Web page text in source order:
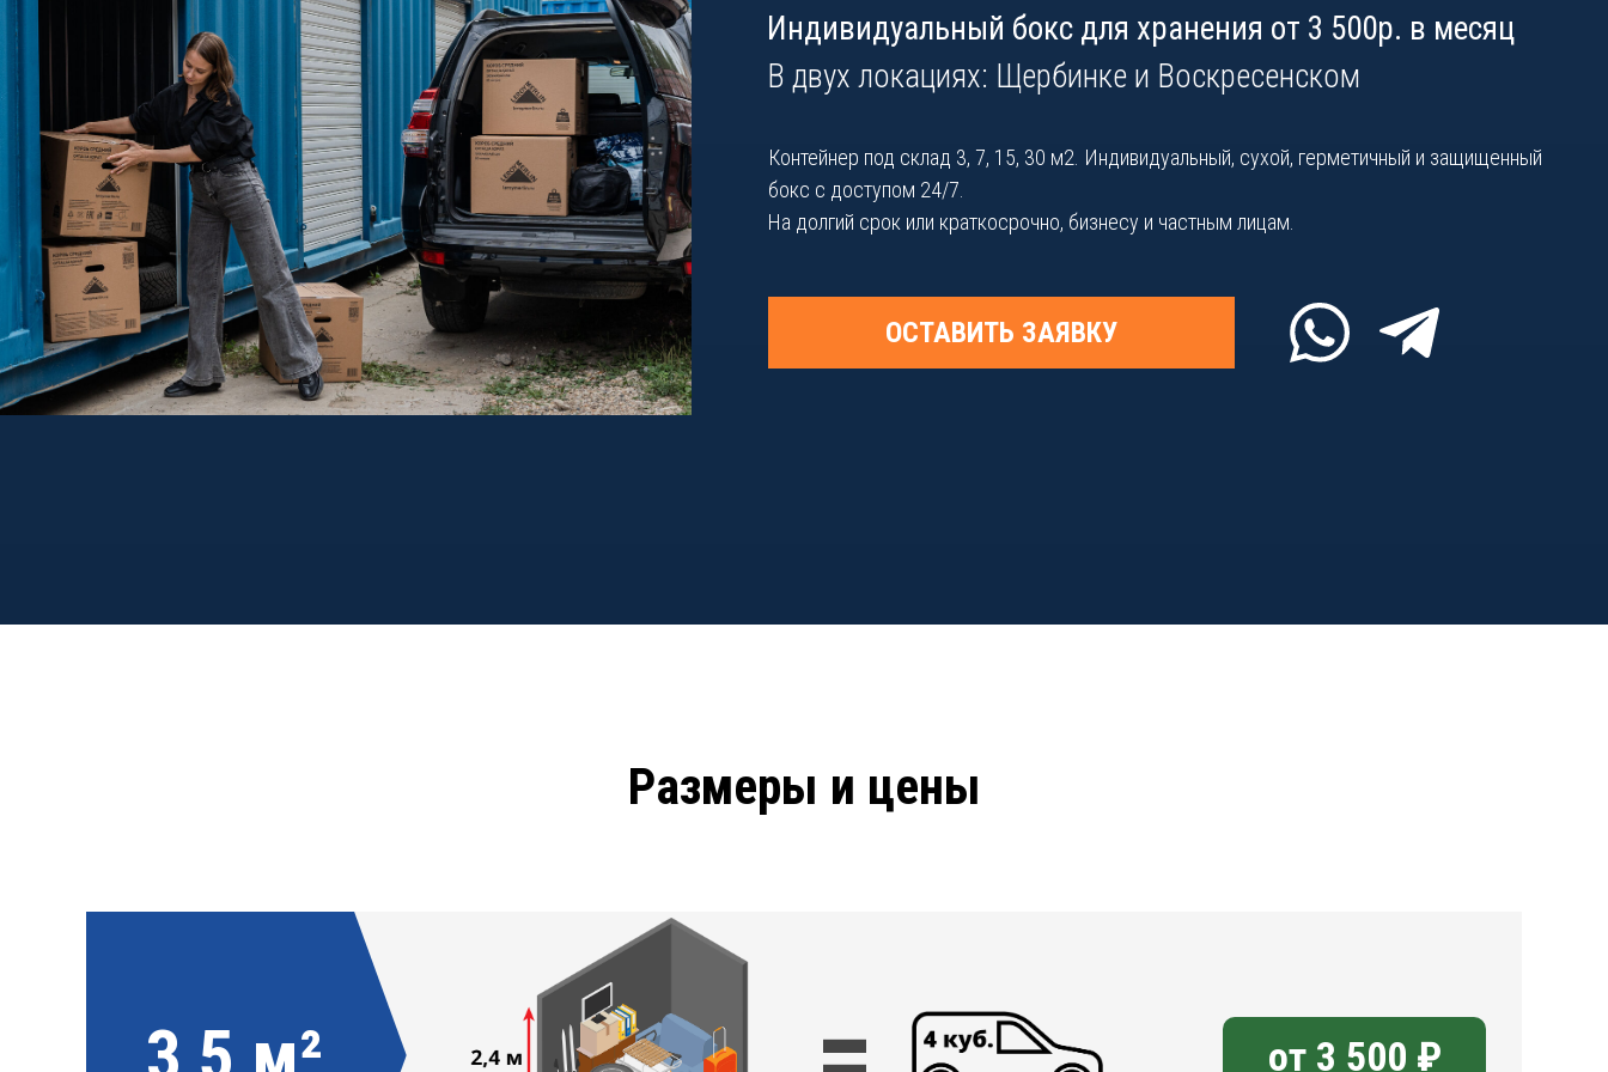
Индивидуальный бокс для хранения от 3 500р. в месяц
В двух локациях: Щербинке и Воскресенском
ОСТАВИТЬ ЗАЯВКУ
Контейнер под склад 3, 7, 15, 30 м2. Индивидуальный, сухой, герметичный и защищенный
бокс с доступом 24/7.
На долгий срок или краткосрочно, бизнесу и частным лицам.
Размеры и цены
от 3 500 ₽